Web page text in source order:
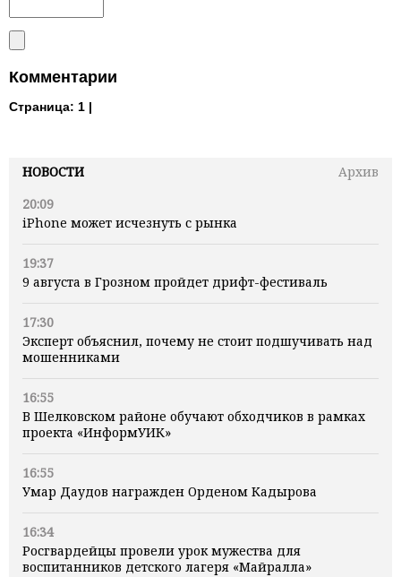
НОВОСТИ
Архив
20:09
iPhone может исчезнуть с рынка
19:37
9 августа в Грозном пройдет дрифт-фестиваль
17:30
Эксперт объяснил, почему не стоит подшучивать над
мошенниками
16:55
В Шелковском районе обучают обходчиков в рамках
проекта «ИнформУИК»
16:55
Умар Даудов награжден Орденом Кадырова
16:34
Росгвардейцы провели урок мужества для
воспитанников детского лагеря «Майралла»
Комментарии
Страница: 1 |